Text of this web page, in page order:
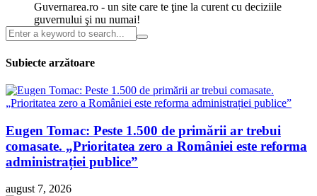
Guvernarea.ro - un site care te ţine la curent cu deciziile
guvernului şi nu numai!
Subiecte arzătoare
Eugen Tomac: Peste 1.500 de primării ar trebui
comasate. „Prioritatea zero a României este reforma
administrației publice”
august 7, 2026